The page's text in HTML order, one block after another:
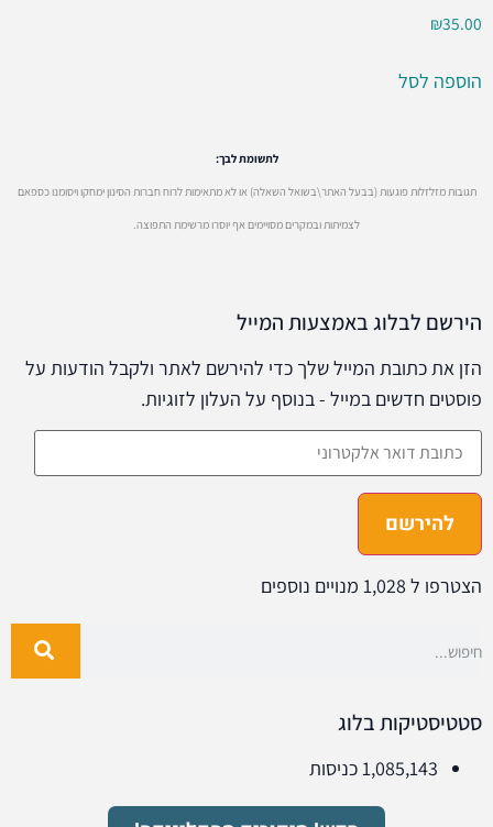
₪35.00
הוספה לסל
לתשומת לבך:
תגובות מזלזלות פוגעות (בבעל האתר\בשואל השאלה) או לא מתאימות לרוח חברות הסינון ימחקו ויסומנו כספאם
לצמיתות ובמקרים מסויימים אף יוסרו מרשימת התפוצה.
הירשם לבלוג באמצעות המייל
הזן את כתובת המייל שלך כדי להירשם לאתר ולקבל הודעות על
פוסטים חדשים במייל - בנוסף על העלון לזוגיות.
להירשם
הצטרפו ל 1,028 מנויים נוספים
סטטיסטיקות בלוג
1,085,143 כניסות